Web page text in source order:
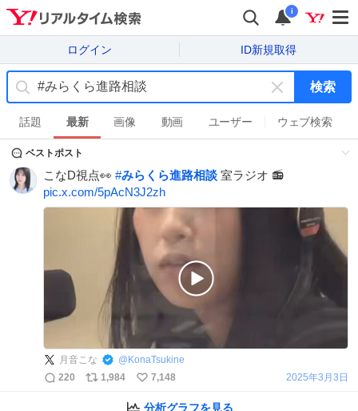
i
ログイン ID新規取得
キ
ー
ワ
ド
消
検索
話題 最新 画像 動画 ユーザー ウェブ検索
ベストポスト
こなD視点👀 #みらくら進路相談 室ラジオ 📻
pic.x.com/5pAcN3J2zh
月音こな @ KonaTsukine
220
1,984 7,148 2025年3月3日
分析グラフを見る